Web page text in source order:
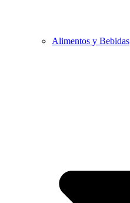
Alimentos y Bebidas